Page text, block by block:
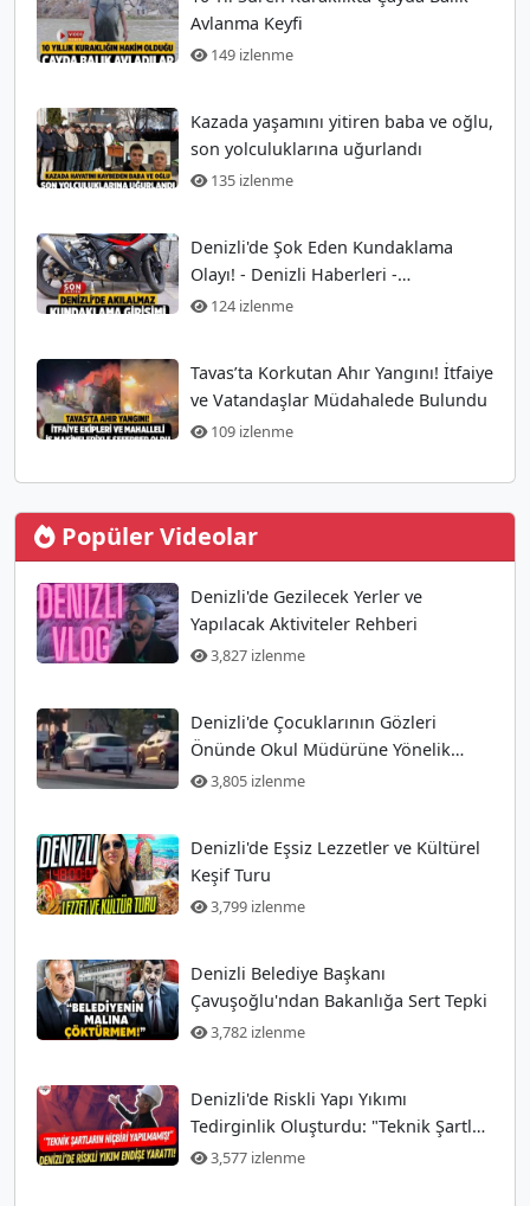
Avlanma Keyfi
149 izlenme
Kazada yaşamını yitiren baba ve oğlu,
son yolculuklarına uğurlandı
135 izlenme
Denizli'de Şok Eden Kundaklama
Olayı! - Denizli Haberleri -
HABERDENİZLİ.COM
124 izlenme
Tavas’ta Korkutan Ahır Yangını! İtfaiye
ve Vatandaşlar Müdahalede Bulundu
109 izlenme
Popüler Videolar
Denizli'de Gezilecek Yerler ve
Yapılacak Aktiviteler Rehberi
3,827 izlenme
Denizli'de Çocuklarının Gözleri
Önünde Okul Müdürüne Yönelik
Silahlı Saldırı Gerçekleşti
3,805 izlenme
Denizli'de Eşsiz Lezzetler ve Kültürel
Keşif Turu
3,799 izlenme
Denizli Belediye Başkanı
Çavuşoğlu'ndan Bakanlığa Sert Tepki
3,782 izlenme
Denizli'de Riskli Yapı Yıkımı
Tedirginlik Oluşturdu: "Teknik Şartlar
Hiç Yerine Getirilmedi!"
3,577 izlenme